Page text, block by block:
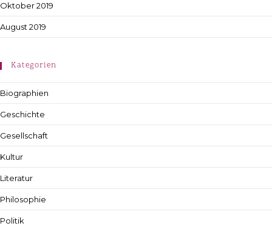
Oktober 2019
August 2019
Kategorien
Biographien
Geschichte
Gesellschaft
Kultur
Literatur
Philosophie
Politik